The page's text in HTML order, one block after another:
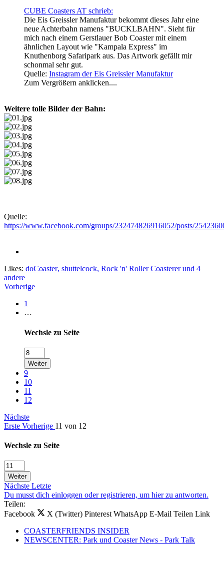
CUBE Coasters AT schrieb:
Die Eis Greissler Manufaktur bekommt dieses Jahr eine
neue Achterbahn namens "BUCKLBAHN". Sieht für
mich nach einem Gerstlauer Bob Coaster mit einem
ähnlichen Layout wie "Kampala Express" im
Knuthenborg Safaripark aus. Das Artwork gefällt mir
schonmal sehr gut.
Quelle: Instagram der Eis Greissler Manufaktur
Zum Vergrößern anklicken....
Weitere tolle Bilder der Bahn:
Quelle:
https://www.facebook.com/groups/232474826916052/posts/
Likes: doCoaster, shuttelcock, Rock 'n' Roller Coastererund 4
andere
Vorherige
1
…
Wechsle zu Seite
Weiter
9
10
11
12
Nächste
Erste Vorherige 11 von 12
Wechsle zu Seite
Weiter
Nächste Letzte
Du musst dich einloggen oder registrieren, um hier zu antworten.
Teilen:
Facebook
X (Twitter) Pinterest WhatsApp E-Mail Teilen Link
COASTERFRIENDS INSIDER
NEWSCENTER: Park und Coaster News - Park Talk